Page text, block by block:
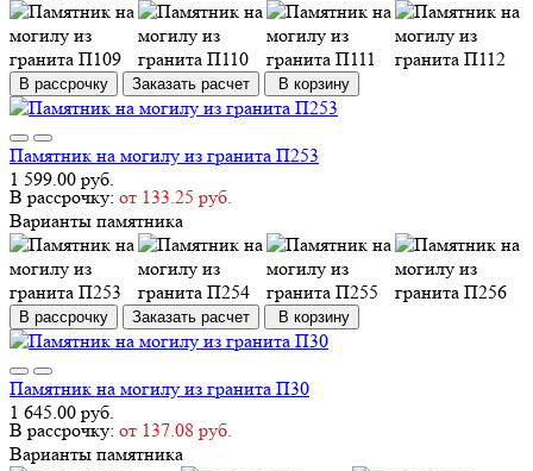
В рассрочку Заказать расчет В корзину
Памятник на могилу из гранита П253
1 599.00 руб.
В рассрочку: от 133.25 руб.
Варианты памятника
В рассрочку Заказать расчет В корзину
Памятник на могилу из гранита П30
1 645.00 руб.
В рассрочку: от 137.08 руб.
Варианты памятника